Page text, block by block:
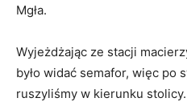
Mgła.
Wyjeżdżając ze stacji
było widać semafor, więc po
ruszyliśmy w kierunku